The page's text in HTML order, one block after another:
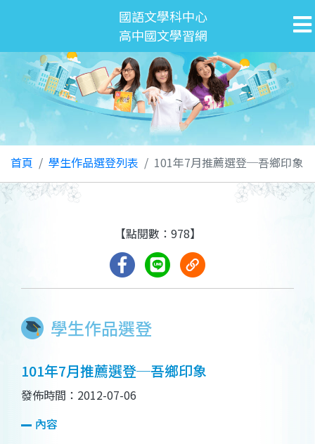
國語文學科中心
高中國文學習網
首頁 學生作品選登列表 101年7月推薦選登─吾鄉印象
學生作品選登
【點閱數：978】
101年7月推薦選登─吾鄉印象
發佈時間：2012-07-06
內容